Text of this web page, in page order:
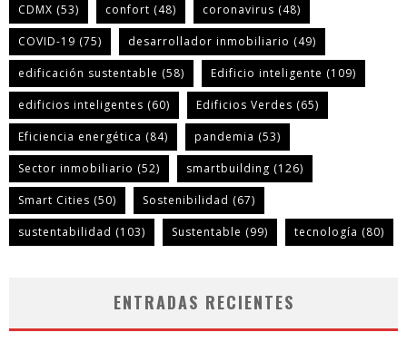
CDMX (53) confort (48) coronavirus (48)
COVID-19 (75) desarrollador inmobiliario (49)
edificación sustentable (58) Edificio inteligente (109)
edificios inteligentes (60) Edificios Verdes (65)
Eficiencia energética (84) pandemia (53)
Sector inmobiliario (52) smartbuilding (126)
Smart Cities (50) Sostenibilidad (67)
sustentabilidad (103) Sustentable (99) tecnología (80)
ENTRADAS RECIENTES